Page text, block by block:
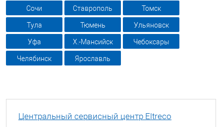
Сочи Ставрополь Томск
Тула Тюмень Ульяновск
Уфа Х.-Мансийск Чебоксары
Челябинск Ярославль
Центральный сервисный центр Eltreco